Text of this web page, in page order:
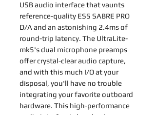
USB audio interface that vaunts
reference-quality ESS SABRE PRO
D/A and an astonishing 2.4ms of
round-trip latency. The UltraLite-
mk5's dual microphone preamps
offer crystal-clear audio capture,
and with this much I/O at your
disposal, you'll have no trouble
integrating your favorite outboard
hardware. This high-performance